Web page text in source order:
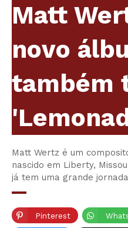
Matt
novo
também
Matt Wertz é um
nascido em Liberty,
já tem uma grande
Pinterest